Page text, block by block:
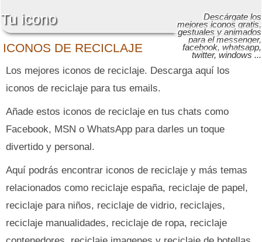
ICONOS DE RECICLAJE
Tu icono Descárgate los
mejores iconos gratis,
gestuales y animados
para el messenger,
facebook, whatsapp,
twitter, windows ...
Los mejores iconos de reciclaje. Descarga aquí los
iconos de reciclaje para tus emails.
Añade estos iconos de reciclaje en tus chats como
Facebook, MSN o WhatsApp para darles un toque
divertido y personal.
Aquí podrás encontrar iconos de reciclaje y más temas
relacionados como reciclaje españa, reciclaje de papel,
reciclaje para niños, reciclaje de vidrio, reciclajes,
reciclaje manualidades, reciclaje de ropa, reciclaje